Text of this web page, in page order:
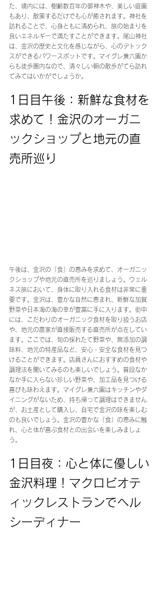
た、境内には、樹齢数百年の御神木や、美しい庭園
もあり、散策するだけでも心が癒されます。神社を
訪れることで、心身ともに清められ、旅の始まりを
良いエネルギーで満たすことができます。尾山神社
は、金沢の歴史と文化を感じながら、心のデトック
スができるパワースポットです。マイグレ兼六園か
らも徒歩圏内なので、清々しい朝の散歩がてら訪れ
てみてはいかがでしょうか。
1日目午後：新鮮な食材を
求めて！金沢のオーガニ
ックショップと地元の直
売所巡り
午後は、金沢の「食」の恵みを求めて、オーガニッ
クショップや地元の直売所を巡りましょう。ウェル
ネス旅において、身体に取り入れる食材は非常に重
要です。金沢は、豊かな自然に恵まれ、新鮮な加賀
野菜や日本海の海の幸が豊富に手に入ります。街中
には、こだわりのオーガニック食材を取り扱うお店
や、地元の農家が直接販売する直売所が点在してい
ます。ここでは、旬の採れたて野菜や、無添加の調
味料、地元の特産品など、安心・安全な食材を見つ
けることができます。店員さんにおすすめの食材や
調理法を聞いてみるのも楽しいでしょう。普段なか
なか手に入らない珍しい野菜や、加工品を見つける
喜びも味わえます。マイグレ兼六園はキッチンやダ
イニングがないため、持ち帰って調理はできません
が、お土産として購入し、自宅で金沢の味を楽しむ
のも良いでしょう。金沢の豊かな「食」の恵みに触
れ、心と体が喜ぶ食材との出会いを楽しみましょ
う。
1日目夜：心と体に優しい
金沢料理！マクロビオテ
ィックレストランでヘル
シーディナー